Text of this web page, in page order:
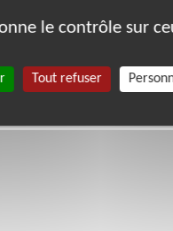
le contrôle sur
Tout refuser